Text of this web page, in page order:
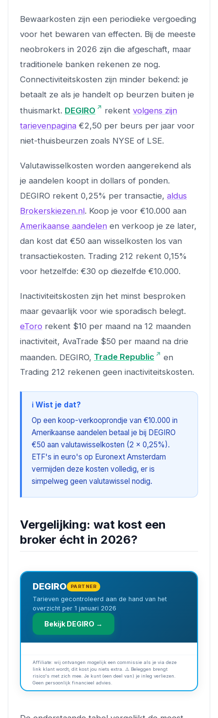
Bewaarkosten zijn een periodieke vergoeding
voor het bewaren van effecten. Bij de meeste
neobrokers in 2026 zijn die afgeschaft, maar
traditionele banken rekenen ze nog.
Connectiviteitskosten zijn minder bekend: je
betaalt ze als je handelt op beurzen buiten je
thuismarkt. DEGIRO rekent volgens zijn
tarievenpagina €2,50 per beurs per jaar voor
niet-thuisbeurzen zoals NYSE of LSE.
Valutawisselkosten worden aangerekend als
je aandelen koopt in dollars of ponden.
DEGIRO rekent 0,25% per transactie, aldus
Brokerskiezen.nl. Koop je voor €10.000 aan
Amerikaanse aandelen en verkoop je ze later,
dan kost dat €50 aan wisselkosten los van
transactiekosten. Trading 212 rekent 0,15%
voor hetzelfde: €30 op diezelfde €10.000.
Inactiviteitskosten zijn het minst besproken
maar gevaarlijk voor wie sporadisch belegt.
eToro rekent $10 per maand na 12 maanden
inactiviteit, AvaTrade $50 per maand na drie
maanden. DEGIRO, Trade Republic
en
Trading 212 rekenen geen inactiviteitskosten.
ℹ️ Wist je dat?
Op een koop-verkooprondje van €10.000 in
Amerikaanse aandelen betaal je bij DEGIRO
€50 aan valutawisselkosten (2 × 0,25%).
ETF's in euro's op Euronext Amsterdam
vermijden deze kosten volledig, er is
simpelweg geen valutawissel nodig.
Vergelijking: wat kost een
broker écht in 2026?
DEGIRO PARTNER
Tarieven gecontroleerd aan de hand van het
overzicht per 1 januari 2026
Bekijk DEGIRO →
Affiliate: wij ontvangen mogelijk een commissie als je via deze
link klant wordt; dit kost jou niets extra. ⚠️ Beleggen brengt
risico's met zich mee. Je kunt (een deel van) je inleg verliezen.
Geen persoonlijk financieel advies.